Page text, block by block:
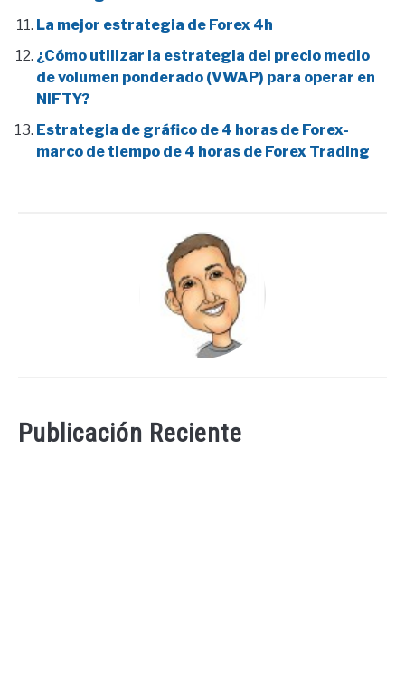
La mejor estrategia de Forex 4h
¿Cómo utilizar la estrategia del precio medio
de volumen ponderado (VWAP) para operar en
NIFTY?
Estrategia de gráfico de 4 horas de Forex-
marco de tiempo de 4 horas de Forex Trading
Publicación Reciente